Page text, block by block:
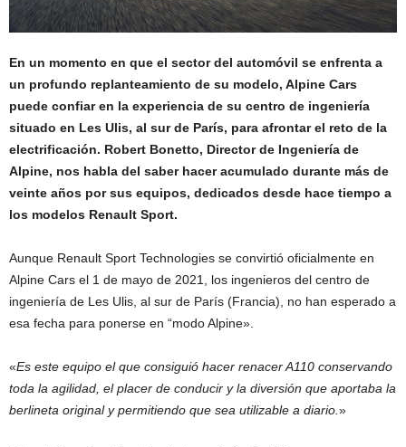
En un momento en que el sector del automóvil se enfrenta a
un profundo replanteamiento de su modelo, Alpine Cars
puede confiar en la experiencia de su centro de ingeniería
situado en Les Ulis, al sur de París, para afrontar el reto de la
electrificación. Robert Bonetto, Director de Ingeniería de
Alpine, nos habla del saber hacer acumulado durante más de
veinte años por sus equipos, dedicados desde hace tiempo a
los modelos Renault Sport.
Aunque Renault Sport Technologies se convirtió oficialmente en
Alpine Cars el 1 de mayo de 2021, los ingenieros del centro de
ingeniería de Les Ulis, al sur de París (Francia), no han esperado a
esa fecha para ponerse en “modo Alpine».
«Es este equipo el que consiguió hacer renacer A110 conservando
toda la agilidad, el placer de conducir y la diversión que aportaba la
berlineta original y permitiendo que sea utilizable a diario.»